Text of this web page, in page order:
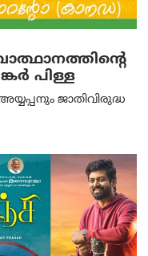
പിള്ള
ജാതിവിരുദ്ധ